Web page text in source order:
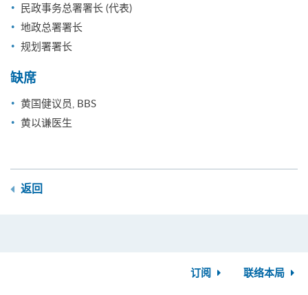
民政事务总署署长 (代表)
地政总署署长
规划署署长
缺席
黄国健议员, BBS
黄以谦医生
返回
订阅 联络本局